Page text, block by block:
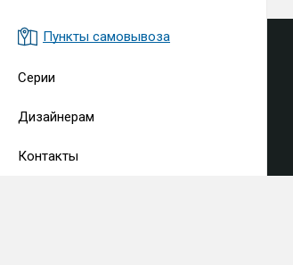
Пункты самовывоза
Серии
Дизайнерам
Контакты